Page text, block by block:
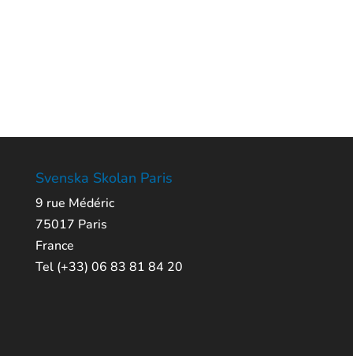
Svenska Skolan Paris
9 rue Médéric
75017 Paris
France
Tel (+33) 06 83 81 84 20